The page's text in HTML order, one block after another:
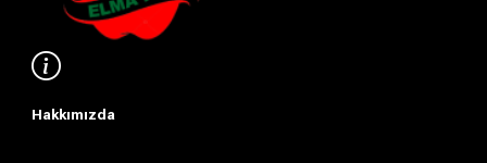
Hakkımızda